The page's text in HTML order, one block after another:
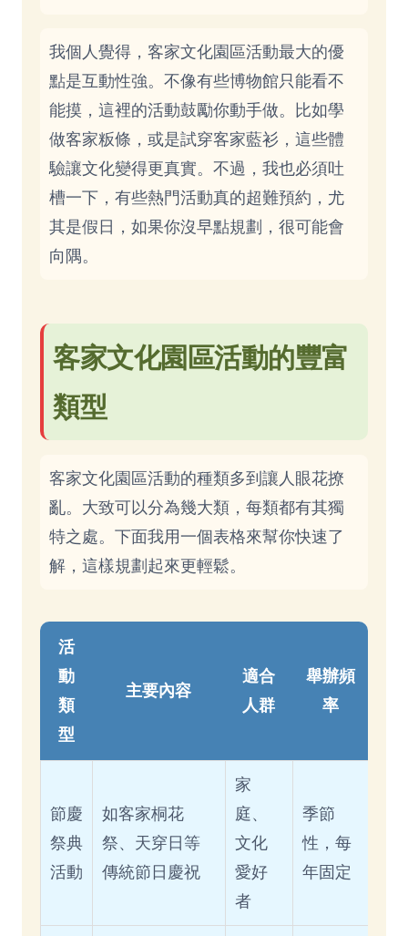
我個人覺得，客家文化園區活動最大的優
點是互動性強。不像有些博物館只能看不
能摸，這裡的活動鼓勵你動手做。比如學
做客家粄條，或是試穿客家藍衫，這些體
驗讓文化變得更真實。不過，我也必須吐
槽一下，有些熱門活動真的超難預約，尤
其是假日，如果你沒早點規劃，很可能會
向隅。
客家文化園區活動的豐富
類型
客家文化園區活動的種類多到讓人眼花撩
亂。大致可以分為幾大類，每類都有其獨
特之處。下面我用一個表格來幫你快速了
解，這樣規劃起來更輕鬆。
活
動
類
型
主要內容
適合
人群
舉辦頻
率
節慶
祭典
活動
如客家桐花
祭、天穿日等
傳統節日慶祝
家
庭、
文化
愛好
者
季節
性，每
年固定